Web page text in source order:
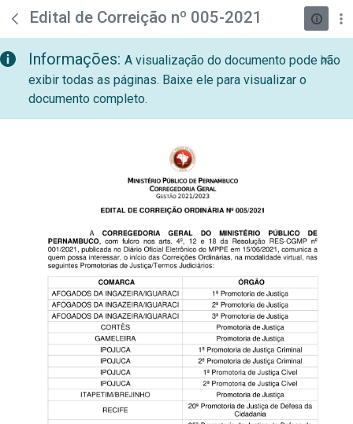
Pular para o Conteúdo principal
teste descricao
Edital de Correição nº 005-2021
Informações: A visualização do documento pode não
exibir todas as páginas. Baixe ele para visualizar o
documento completo.